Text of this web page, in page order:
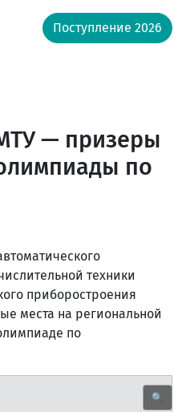
Поступление 2026
— призеры
по
техники
приборостроения
места на региональной
по
🔍